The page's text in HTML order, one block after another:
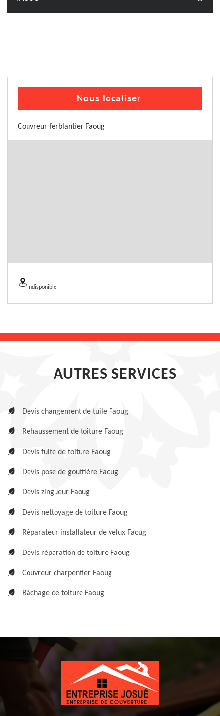
Nous localiser
Couvreur ferblantier Faoug
indisponible
AUTRES SERVICES
Devis changement de tuile Faoug
Rehaussement de toiture Faoug
Devis fuite de toiture Faoug
Devis pose de gouttière Faoug
Devis zingueur Faoug
Devis nettoyage de toiture Faoug
Réparateur installateur de velux Faoug
Devis réparation de toiture Faoug
Couvreur charpentier Faoug
Bâchage de toiture Faoug